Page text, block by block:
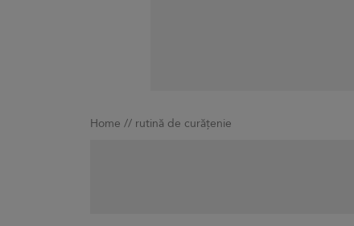
Home // rutină de curățenie